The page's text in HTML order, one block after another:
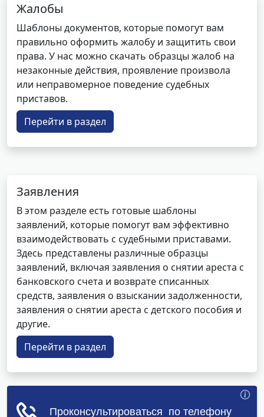
Жалобы
Шаблоны документов, которые помогут вам
правильно оформить жалобу и защитить свои
права. У нас можно скачать образцы жалоб на
незаконные действия, проявление произвола
или неправомерное поведение судебных
приставов.
Перейти в раздел
Заявления
В этом разделе есть готовые шаблоны
заявлений, которые помогут вам эффективно
взаимодействовать с судебными приставами.
Здесь представлены различные образцы
заявлений, включая заявления о снятии ареста с
банковского счета и возврате списанных
средств, заявления о взыскании задолженности,
заявления о снятии ареста с детского пособия и
другие.
Перейти в раздел